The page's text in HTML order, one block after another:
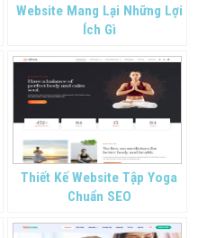
Website Mang Lại Những Lợi
Ích Gì
Thiết Kế Website Tập Yoga
Chuẩn SEO